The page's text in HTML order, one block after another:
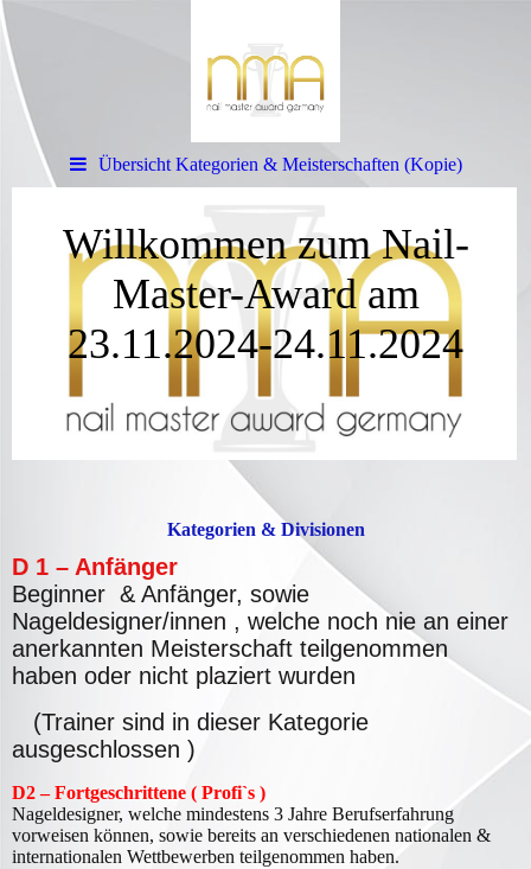
Übersicht Kategorien & Meisterschaften (Kopie)
Willkommen zum Nail-
Master-Award am
23.11.2024-24.11.2024
Kategorien & Divisionen
D 1 – Anfänger
Beginner & Anfänger, sowie
Nageldesigner/innen , welche noch nie an einer
anerkannten Meisterschaft teilgenommen
haben oder nicht plaziert wurden
(Trainer sind in dieser Kategorie
ausgeschlossen )
D2 – Fortgeschrittene ( Profi`s )
Nageldesigner, welche mindestens 3 Jahre Berufserfahrung
vorweisen können, sowie bereits an verschiedenen nationalen &
internationalen Wettbewerben teilgenommen haben.